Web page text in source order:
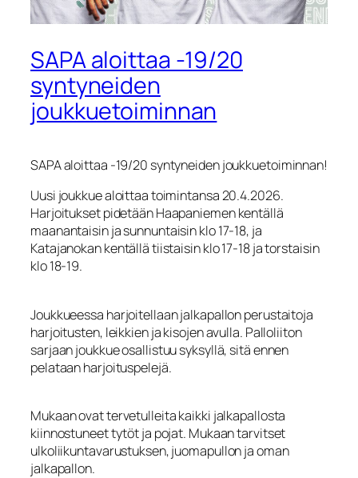
SAPA aloittaa -19/20
syntyneiden
joukkuetoiminnan
SAPA aloittaa -19/20 syntyneiden joukkuetoiminnan!
Uusi joukkue aloittaa toimintansa 20.4.2026.
Harjoitukset pidetään Haapaniemen kentällä
maanantaisin ja sunnuntaisin klo 17-18, ja
Katajanokan kentällä tiistaisin klo 17-18 ja torstaisin
klo 18-19.
Joukkueessa harjoitellaan jalkapallon perustaitoja
harjoitusten, leikkien ja kisojen avulla. Palloliiton
sarjaan joukkue osallistuu syksyllä, sitä ennen
pelataan harjoituspelejä.
Mukaan ovat tervetulleita kaikki jalkapallosta
kiinnostuneet tytöt ja pojat. Mukaan tarvitset
ulkoliikuntavarustuksen, juomapullon ja oman
jalkapallon.